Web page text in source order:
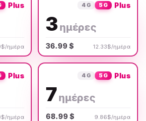
Plus
ημέρα
4G 5G Plus
3 ημέρες
36.99 $ 12.33$/ημέρα
Plus
ημέρα
4G 5G Plus
7 ημέρες
68.99 $ 9.86$/ημέρα